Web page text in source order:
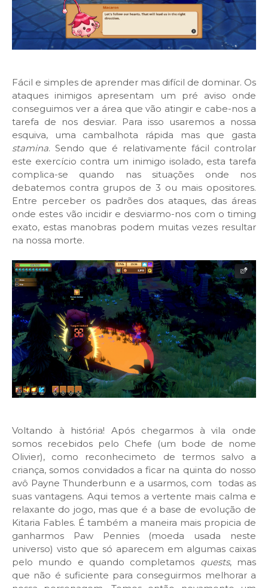
Fácil e simples de aprender mas difícil de dominar. Os
ataques inimigos apresentam um pré aviso onde
conseguimos ver a área que vão atingir e cabe-nos a
tarefa de nos desviar. Para isso usaremos a nossa
esquiva, uma cambalhota rápida mas que gasta
stamina. Sendo que é relativamente fácil controlar
este exercício contra um inimigo isolado, esta tarefa
complica-se quando nas situações onde nos
debatemos contra grupos de 3 ou mais opositores.
Entre perceber os padrões dos ataques, das áreas
onde estes vão incidir e desviarmo-nos com o timing
exato, estas manobras podem muitas vezes resultar
na nossa morte.
Voltando à história! Após chegarmos à vila onde
somos recebidos pelo Chefe (um bode de nome
Olivier), como reconhecimeto de termos salvo a
criança, somos convidados a ficar na quinta do nosso
avô Payne Thunderbunn e a usarmos, com todas as
suas vantagens. Aqui temos a vertente mais calma e
relaxante do jogo, mas que é a base de evolução de
Kitaria Fables. É também a maneira mais propicia de
ganharmos Paw Pennies (moeda usada neste
universo) visto que só aparecem em algumas caixas
pelo mundo e quando completamos quests, mas
que não é suficiente para conseguirmos melhorar a